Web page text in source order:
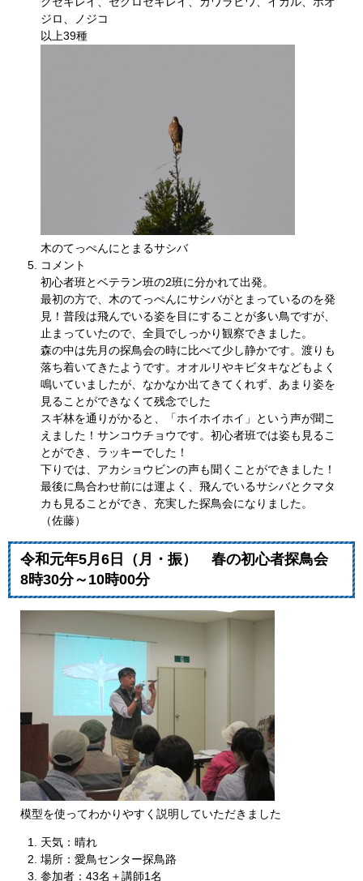
ジロ、ノジコ
以上39種
木のてっぺんにとまるサシバ
コメント
初心者班とベテラン班の2班に分かれて出発。
最初の方で、木のてっぺんにサシバがとまっているのを発
見！普段は飛んでいる姿を目にすることが多い鳥ですが、
止まっていたので、全員でしっかり観察できました。
森の中は先月の探鳥会の時に比べて少し静かです。渡りも
落ち着いてきたようです。オオルリやキビタキなどもよく
鳴いていましたが、なかなか出てきてくれず、あまり姿を
見ることができなくて残念でした
スギ林を通りがかると、「ホイホイホイ」という声が聞こ
えました！サンコウチョウです。初心者班では姿も見るこ
とができ、ラッキーでした！
下りでは、アカショウビンの声も聞くことができました！
最後に鳥合わせ前には運よく、飛んでいるサシバとクマタ
カも見ることができ、充実した探鳥会になりました。
（佐藤）
令和元年5月6日（月・振） 春の初心者探鳥会
8時30分～10時00分
模型を使ってわかりやすく説明していただきました
天気：晴れ
場所：愛鳥センター探鳥路
参加者：43名＋講師1名